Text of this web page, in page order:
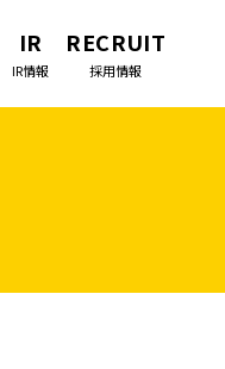
IR
IR情報
RECRUIT
採用情報